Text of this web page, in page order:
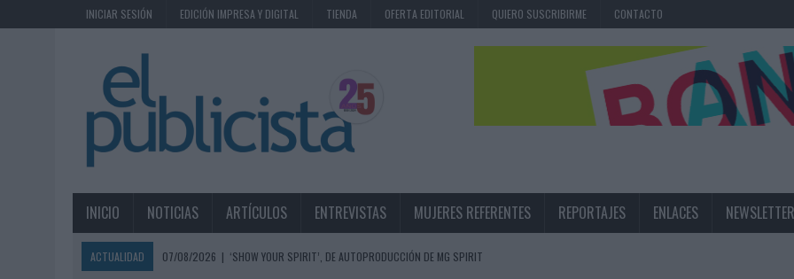
INICIAR SESIÓN EDICIÓN IMPRESA Y DIGITAL TIENDA OFERTA EDITORIAL QUIERO SUSCRIBIRME CONTACTO
INICIO NOTICIAS ARTÍCULOS ENTREVISTAS MUJERES REFERENTES REPORTAJES ENLACES NEWSLETTER
ACTUALIDAD 07/08/2026 | ‘SHOW YOUR SPIRIT’, DE AUTOPRODUCCIÓN DE MG SPIRIT